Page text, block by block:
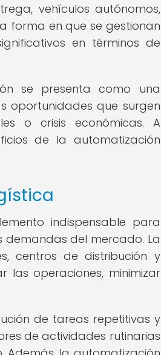
vehículos autónomos,
forma en que se gestionan
en términos de
se presenta como una
oportunidades que surgen
o crisis económicas. A
de la automatización
indispensable para
demandas del mercado. La
centros de distribución y
operaciones, minimizar
de tareas repetitivas y
de actividades rutinarias